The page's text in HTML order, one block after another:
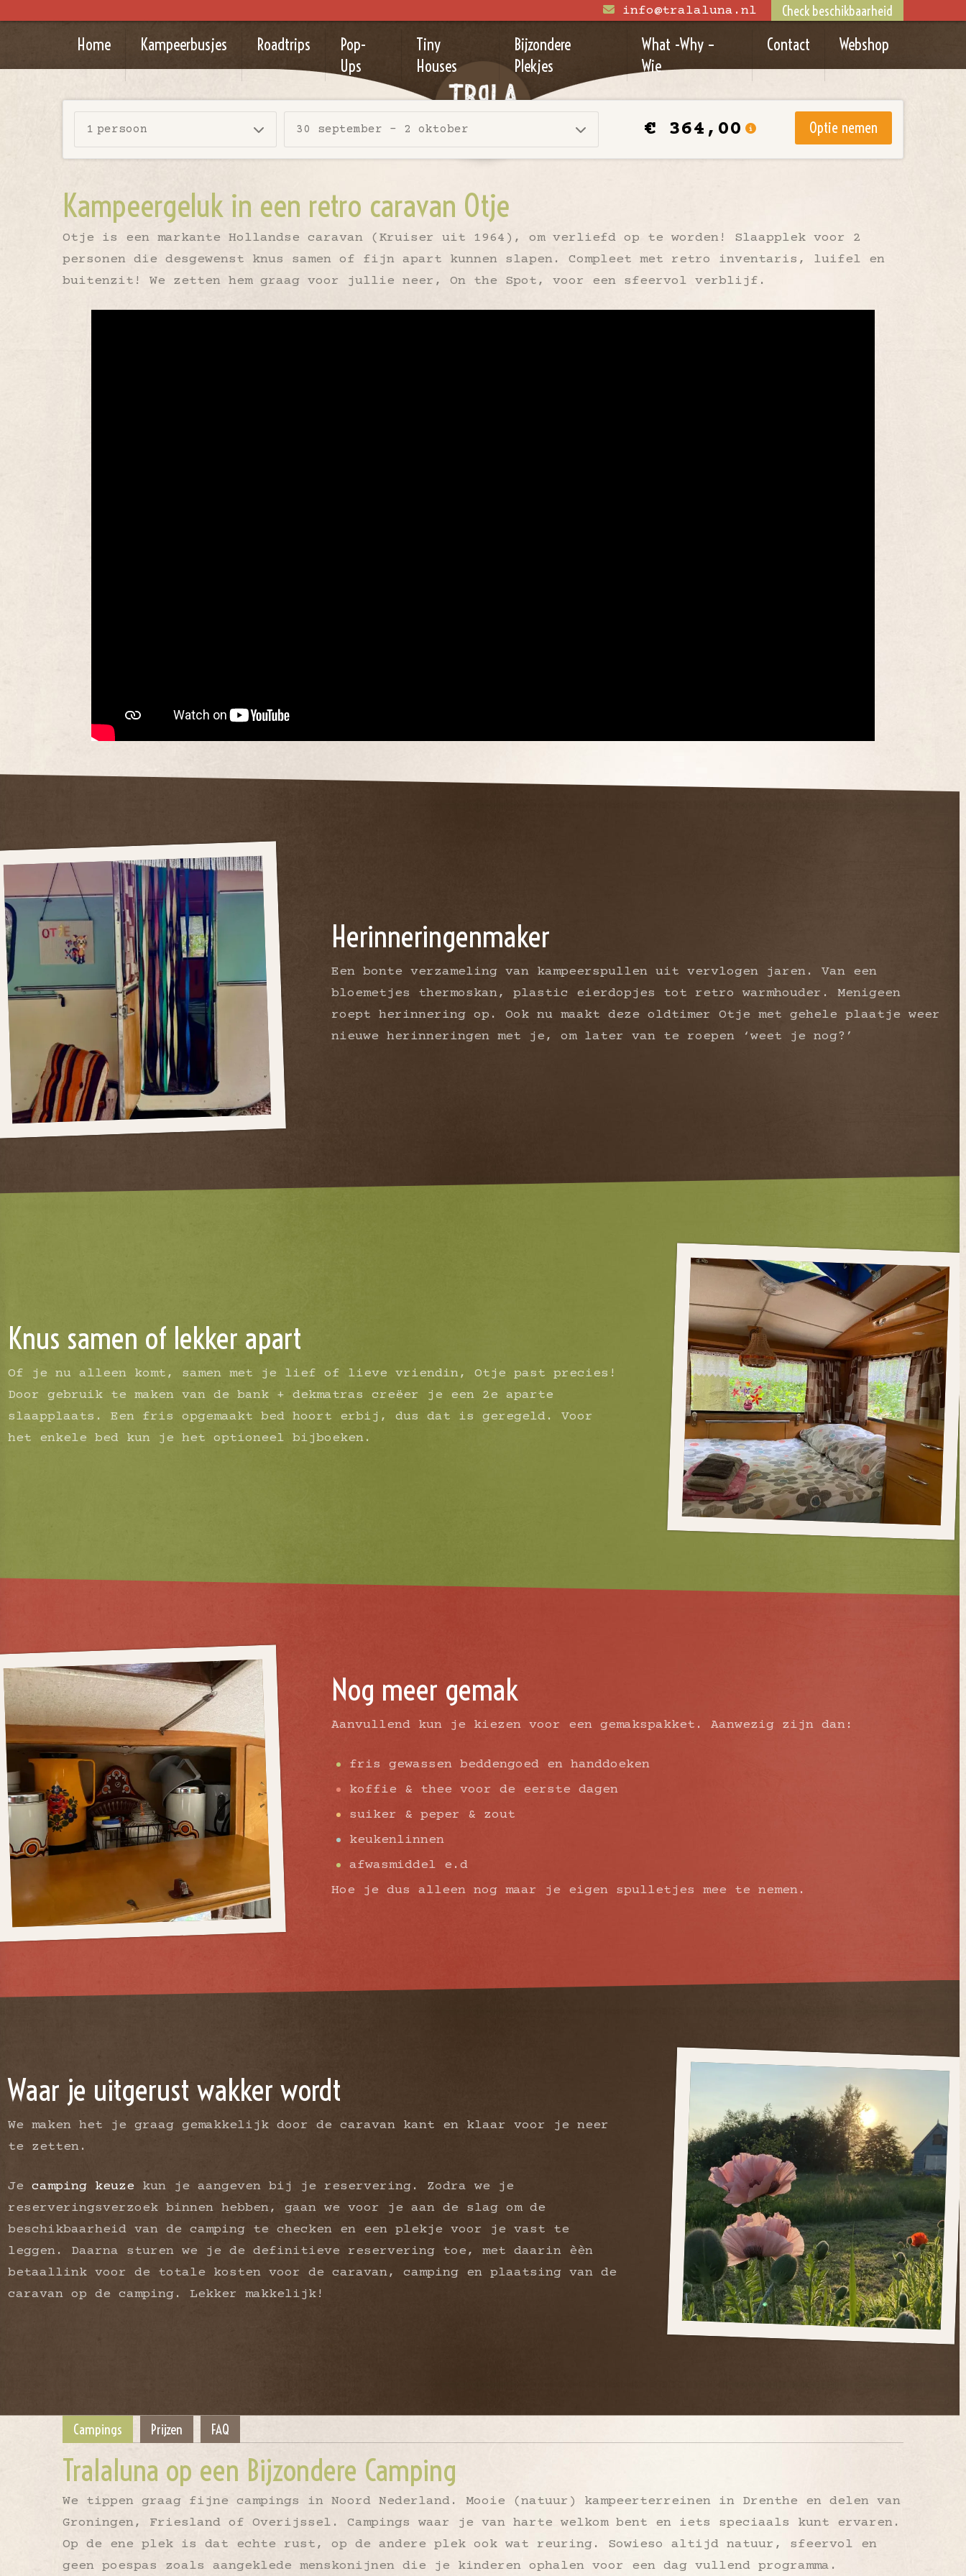
info@tralaluna.nl Check beschikbaarheid
Home Kampeerbusjes Roadtrips
Pop-
Ups
Tiny
Houses
Bijzondere
Plekjes
What -Why –
Wie
Contact Webshop
1 persoon 30 september - 2 oktober € 364,00 Optie nemen
Kampeergeluk in een retro caravan Otje
Otje is een markante Hollandse caravan (Kruiser uit 1964), om verliefd op te worden! Slaapplek voor 2
personen die desgewenst knus samen of fijn apart kunnen slapen. Compleet met retro inventaris, luifel en
buitenzit! We zetten hem graag voor jullie neer, On the Spot, voor een sfeervol verblijf.
Herinneringenmaker
Een bonte verzameling van kampeerspullen uit vervlogen jaren. Van een
bloemetjes thermoskan, plastic eierdopjes tot retro warmhouder. Menigeen
roept herinnering op. Ook nu maakt deze oldtimer Otje met gehele plaatje weer
nieuwe herinneringen met je, om later van te roepen ‘weet je nog?’
Knus samen of lekker apart
Of je nu alleen komt, samen met je lief of lieve vriendin, Otje past precies!
Door gebruik te maken van de bank + dekmatras creëer je een 2e aparte
slaapplaats. Een fris opgemaakt bed hoort erbij, dus dat is geregeld. Voor
het enkele bed kun je het optioneel bijboeken.
Nog meer gemak
Aanvullend kun je kiezen voor een gemakspakket. Aanwezig zijn dan:
fris gewassen beddengoed en handdoeken
koffie & thee voor de eerste dagen
suiker & peper & zout
keukenlinnen
afwasmiddel e.d
Hoe je dus alleen nog maar je eigen spulletjes mee te nemen.
Waar je uitgerust wakker wordt
We maken het je graag gemakkelijk door de caravan kant en klaar voor je neer
te zetten.
Je camping keuze kun je aangeven bij je reservering. Zodra we je
reserveringsverzoek binnen hebben, gaan we voor je aan de slag om de
beschikbaarheid van de camping te checken en een plekje voor je vast te
leggen. Daarna sturen we je de definitieve reservering toe, met daarin èèn
betaallink voor de totale kosten voor de caravan, camping en plaatsing van de
caravan op de camping. Lekker makkelijk!
Campings Prijzen FAQ
Tralaluna op een Bijzondere Camping
We tippen graag fijne campings in Noord Nederland. Mooie (natuur) kampeerterreinen in Drenthe en delen van
Groningen, Friesland of Overijssel. Campings waar je van harte welkom bent en iets speciaals kunt ervaren.
Op de ene plek is dat echte rust, op de andere plek ook wat reuring. Sowieso altijd natuur, sfeervol en
geen poespas zoals aangeklede menskonijnen die je kinderen ophalen voor een dag vullend programma.